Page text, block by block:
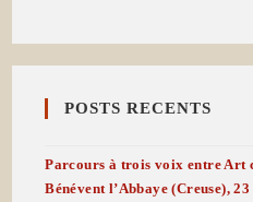
POSTS RECENTS
Parcours à trois voix entre Art
Bénévent l’Abbaye (Creuse),